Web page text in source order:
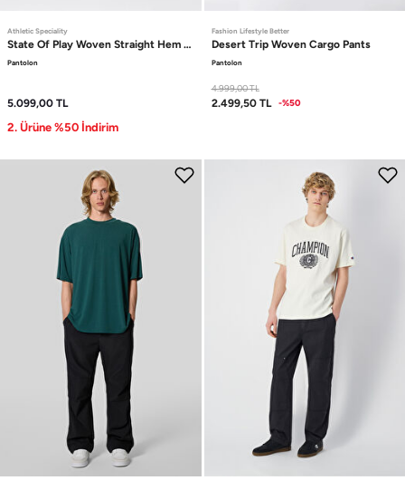
Athletic Speciality
State Of Play Woven Straight Hem Pants
Pantolon
5.099,00 TL
2. Ürüne %50 İndirim
Fashion Lifestyle Better
Desert Trip Woven Cargo Pants
Pantolon
4.999,00TL
2.499,50 TL -%50